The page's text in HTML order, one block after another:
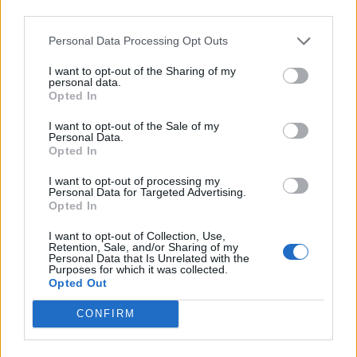
Personal Data Processing Opt Outs
I want to opt-out of the Sharing of my
personal data.
Opted In
I want to opt-out of the Sale of my
Personal Data.
Opted In
I want to opt-out of processing my
Personal Data for Targeted Advertising.
Opted In
I want to opt-out of Collection, Use,
Retention, Sale, and/or Sharing of my
Personal Data that Is Unrelated with the
Purposes for which it was collected.
Opted Out
CONFIRM
СНОБИЗАМ - Деловните
простории силно ги дигаа
Силни резултати во вториот
квартал и првата половина од
зголемена комерцијална
активност и подобрувања во
НАЈЧИТАНИ ВО ПОСЛЕДНИ 7 ДЕНА
ТАНАСКОВСКИ, ЧЛЕН НА
КАВАЧКИ КЛАН (ФОТО)
(Видео) СНИМКА СО ПАРИ КОИ